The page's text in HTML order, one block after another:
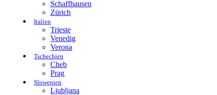
Schaffhausen
Zürich
Italien
Trieste
Venedig
Verona
Tschechien
Cheb
Prag
Slowenien
Ljubljana